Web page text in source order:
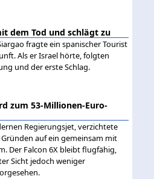
dem Tod und schlägt zu
fragte ein spanischer Tourist
Als er Israel hörte, folgten
und der erste Schlag.
zum 53-Millionen-Euro-
Regierungsjet, verzichtete
auf ein gemeinsam mit
Der Falcon 6X bleibt flugfähig,
Sicht jedoch weniger